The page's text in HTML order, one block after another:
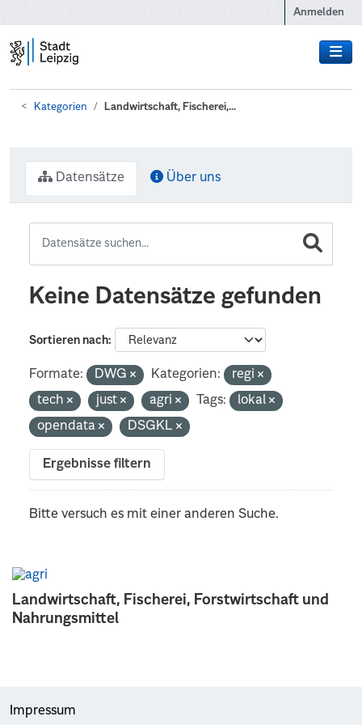
Anmelden
Kategorien Landwirtschaft, Fischerei,...
Landwirtschaft, Fischerei, Forstwirtschaft und
Nahrungsmittel
Datensätze Über uns
Keine Datensätze gefunden
Sortieren nach
Formate: DWG Kategorien:
regi
tech
just agri Tags:
lokal
opendata
DSGKL
Ergebnisse filtern
Bitte versuch es mit einer anderen Suche.
Impressum